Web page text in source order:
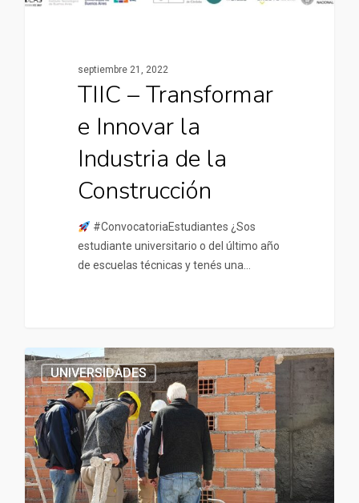
septiembre 21, 2022
TIIC – Transformar
e Innovar la
Industria de la
Construcción
#ConvocatoriaEstudiantes ¿Sos
estudiante universitario o del último año
de escuelas técnicas y tenés una…
UNIVERSIDADES